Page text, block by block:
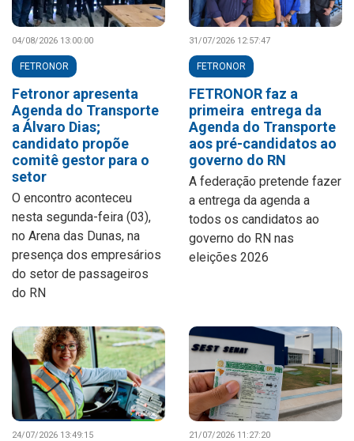
04/08/2026 13:00:00
FETRONOR
Fetronor apresenta
Agenda do Transporte
a Álvaro Dias;
candidato propõe
comitê gestor para o
setor
O encontro aconteceu
nesta segunda-feira (03),
no Arena das Dunas, na
presença dos empresários
do setor de passageiros
do RN
31/07/2026 12:57:47
FETRONOR
FETRONOR faz a
primeira entrega da
Agenda do Transporte
aos pré-candidatos ao
governo do RN
A federação pretende fazer
a entrega da agenda a
todos os candidatos ao
governo do RN nas
eleições 2026
24/07/2026 13:49:15 21/07/2026 11:27:20